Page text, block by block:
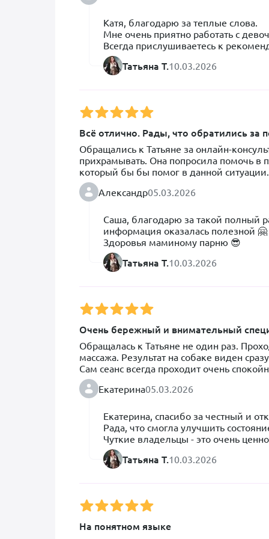
сеансамов примерно раз в год.
С нашей ротвейлершей Эльзой мы
результат появился буквально после
тазобедренной кости, и мы уже думали,
работы Татьяны собака начала вставать
настоящее чудо.
Татьяна  не только потрясающий
делает всё, чтобы им становилось
Татьяна, большой привет от Челси и
Катя, благодарю за теплые слова.
Мне очень приятно работать с
Всегда прислушиваетесь к
теплом. Их хорошее самочувствие и
Татьяна Т.10.03.2026
Всё отлично. Рады, что обратились за
Обращались к Татьяне за онлайн-
прихрамывать. Она попросила помочь в
который бы бы помог в данной
объяснили. Очень отзывчивая и
рассказала очень много интересного и
Подсказала, как правильно
нашей породы, чтобы собаке было легче
подчеркнули много нового и маме все
Про ковры, скользкие полы, про виды
рассказывала
Ещё сказала, что коготки нужно вовремя
было проблем с лапками, т.к.,
Разговор был простой и довольно
Денег никто не вымагал в диалоге.
что довериться врачу. Записались
всё врач не поймет. Прошли процедуру
как у пушистой малышки можно только
процедуры. Собачка здорова-Мама
Спасибо большое, очень довольны, что
доброму, отзывчивому человеку
Александр05.03.2026
Саша, благодарю за такой полный
информация оказалась полезной 🤗
Здоровья маминому парню 😎
Татьяна Т.10.03.2026
Очень бережный и внимательный
Обращалась к Татьяне не один раз.
массажа. Результат на собаке виден
Сам сеанс всегда проходит очень
при этом очень внимательно, не
Екатерина05.03.2026
Екатерина, спасибо за честный и
Рада, что смогла улучшить
Чуткие владельцы - это очень
Татьяна Т.10.03.2026
На понятном языке